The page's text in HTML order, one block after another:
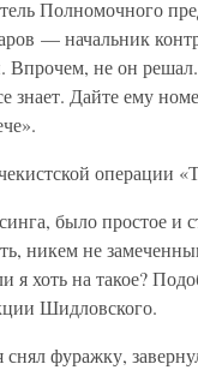
Полномочного
— начальник
не он
знает. Дайте ему
операции
было простое и
никем не
я хоть на такое?
Шидловского.
фуражку,